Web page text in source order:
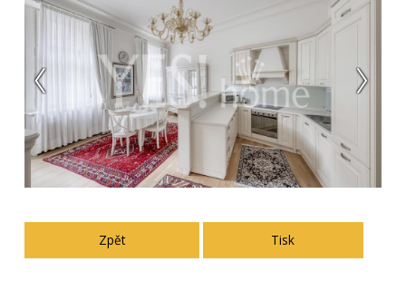
zpět Tisk